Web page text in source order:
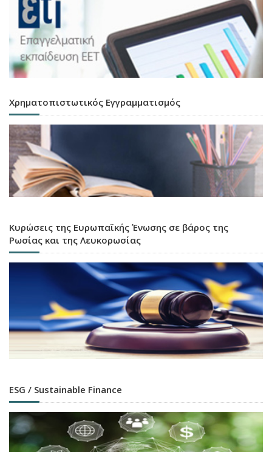
Χρηματοπιστωτικός Εγγραμματισμός
Κυρώσεις της Ευρωπαϊκής Ένωσης σε βάρος της
Ρωσίας και της Λευκορωσίας
ESG / Sustainable Finance